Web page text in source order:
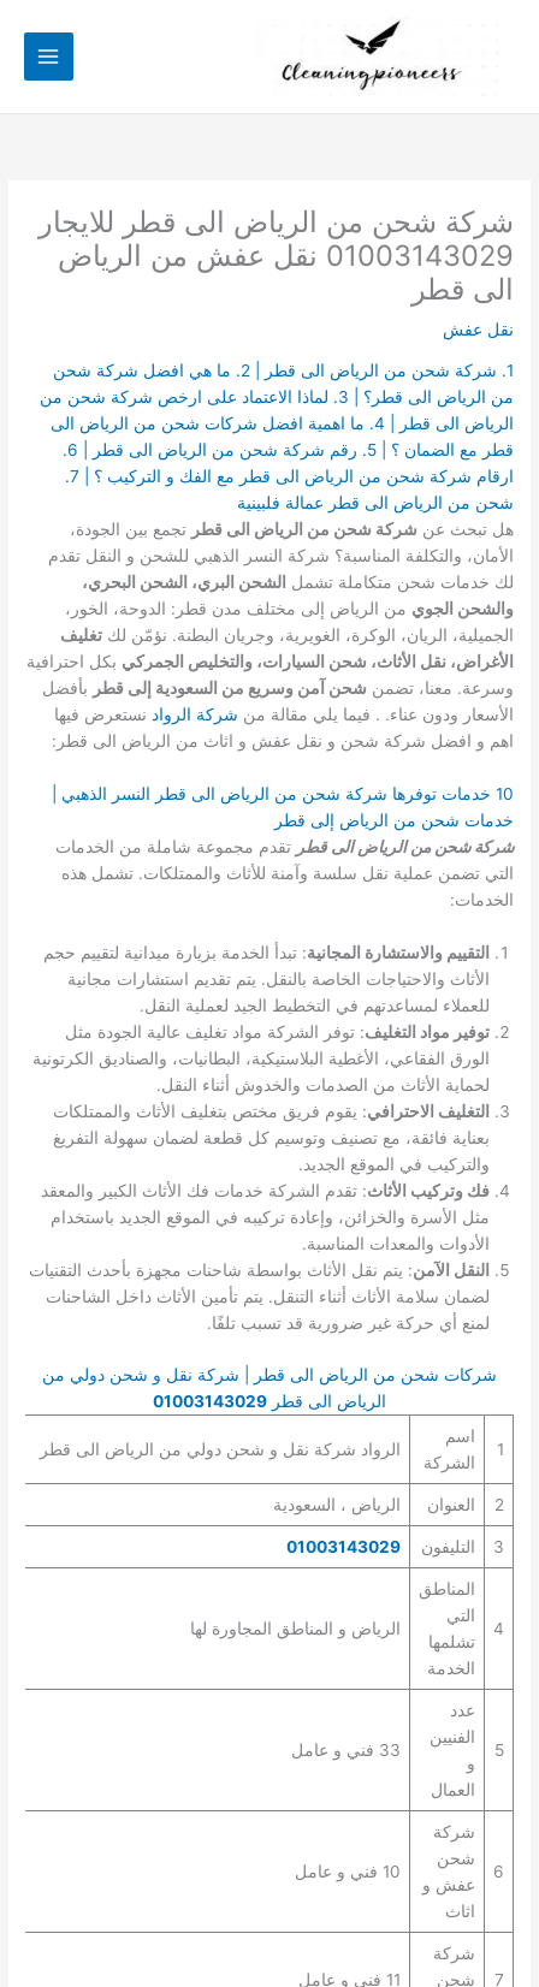
شركة شحن من الرياض الى قطر للايجار
01003143029 نقل عفش من الرياض
الى قطر
نقل عفش
1. شركة شحن من الرياض الى قطر | 2. ما هي افضل شركة شحن
من الرياض الى قطر؟ | 3. لماذا الاعتماد على ارخص شركة شحن من
الرياض الى قطر | 4. ما اهمية افضل شركات شحن من الرياض الى
قطر مع الضمان ؟ | 5. رقم شركة شحن من الرياض الى قطر | 6.
ارقام شركة شحن من الرياض الى قطر مع الفك و التركيب ؟ | 7.
شحن من الرياض الى قطر عمالة فلبينية
هل تبحث عن شركة شحن من الرياض الى قطر تجمع بين الجودة،
الأمان، والتكلفة المناسبة؟ شركة النسر الذهبي للشحن و النقل تقدم
لك خدمات شحن متكاملة تشمل الشحن البري، الشحن البحري،
والشحن الجوي من الرياض إلى مختلف مدن قطر: الدوحة، الخور،
الجميلية، الريان، الوكرة، الغويرية، وجريان البطنة. نؤمّن لكتغليف
الأغراض، نقل الأثاث، شحن السيارات، والتخليص الجمركي بكل احترافية
وسرعة. معنا، تضمن شحن آمن وسريع من السعودية إلى قطر بأفضل
الأسعار ودون عناء. . فيما يلي مقالة من شركة الرواد نستعرض فيها
اهم و افضل شركة شحن و نقل عفش و اثاث من الرياض الى قطر:
10 خدمات توفرها شركة شحن من الرياض الى قطر النسر الذهبي |
خدمات شحن من الرياض إلى قطر
شركة شحن من الرياض الى قطر تقدم مجموعة شاملة من الخدمات
التي تضمن عملية نقل سلسة وآمنة للأثاث والممتلكات. تشمل هذه
الخدمات:
التقييم والاستشارة المجانية: تبدأ الخدمة بزيارة ميدانية لتقييم حجم
الأثاث والاحتياجات الخاصة بالنقل. يتم تقديم استشارات مجانية
للعملاء لمساعدتهم في التخطيط الجيد لعملية النقل.
توفير مواد التغليف: توفر الشركة مواد تغليف عالية الجودة مثل
الورق الفقاعي، الأغطية البلاستيكية، البطانيات، والصناديق الكرتونية
لحماية الأثاث من الصدمات والخدوش أثناء النقل.
التغليف الاحترافي: يقوم فريق مختص بتغليف الأثاث والممتلكات
بعناية فائقة، مع تصنيف وتوسيم كل قطعة لضمان سهولة التفريغ
والتركيب في الموقع الجديد.
فك وتركيب الأثاث: تقدم الشركة خدمات فك الأثاث الكبير والمعقد
مثل الأسرة والخزائن، وإعادة تركيبه في الموقع الجديد باستخدام
الأدوات والمعدات المناسبة.
النقل الآمن: يتم نقل الأثاث بواسطة شاحنات مجهزة بأحدث التقنيات
لضمان سلامة الأثاث أثناء التنقل. يتم تأمين الأثاث داخل الشاحنات
لمنع أي حركة غير ضرورية قد تسبب تلفًا.
شركات شحن من الرياض الى قطر | شركة نقل و شحن دولي من
الرياض الى قطر 01003143029
1
اسم
الشركة
الرواد شركة نقل و شحن دولي من الرياض الى قطر
2 العنوان الرياض ، السعودية
3 التليفون 01003143029
4
المناطق
التي
تشلمها
الخدمة
الرياض و المناطق المجاورة لها
5
عدد
الفنيين
و
العمال
33 فني و عامل
6
شركة
شحن
عفش و
اثاث
10 فني و عامل
7
شركة
شحن
11 فني و عامل